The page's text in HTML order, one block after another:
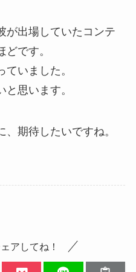
が出場していたコンテ
です。
いました。
思います。
期待したいですね。
アしてね！